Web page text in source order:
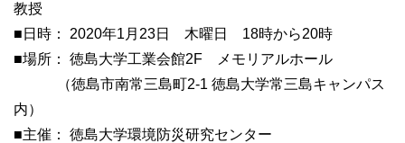
教授
■日時： 2020年1月23日 木曜日 18時から20時
■場所： 徳島大学工業会館2F メモリアルホール
（徳島市南常三島町2-1 徳島大学常三島キャンパス
内）
■主催： 徳島大学環境防災研究センター